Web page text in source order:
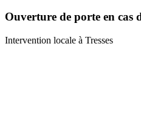
Ouverture de porte en cas
Intervention locale à Tresses